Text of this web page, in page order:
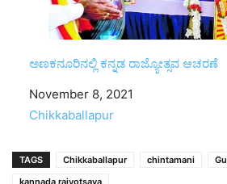
ಅಣಕನೂರಿನಲ್ಲಿ ಕನ್ನಡ ರಾಜ್ಯೋತ್ಸವ ಆಚರಣೆ
Date
November 8, 2021
In relation to
Chikkaballapur
TAGS Chikkaballapur chintamani
kannada rajyotsava